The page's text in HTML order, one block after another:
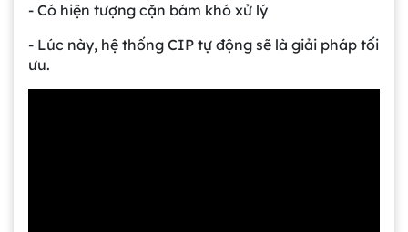
- Có hiện tượng cặn bám khó xử lý
- Lúc này, hệ thống CIP tự động sẽ là giải pháp tối
ưu.